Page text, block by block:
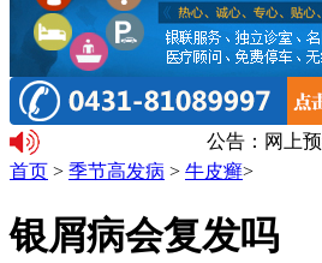
公告：网上
首页 > 季节高发病 > 牛皮癣>
银屑病会复发吗